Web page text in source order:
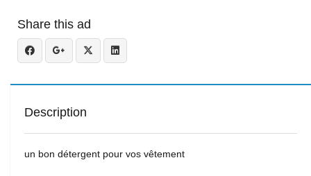
Share this ad
Description
un bon détergent pour vos vêtement